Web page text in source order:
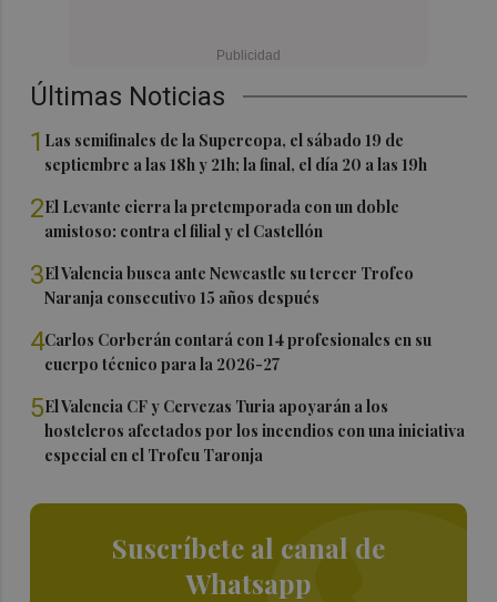
Últimas Noticias
1 Las semifinales de la Supercopa, el sábado 19 de
septiembre a las 18h y 21h; la final, el día 20 a las 19h
2El Levante cierra la pretemporada con un doble
amistoso: contra el filial y el Castellón
3El Valencia busca ante Newcastle su tercer Trofeo
Naranja consecutivo 15 años después
4Carlos Corberán contará con 14 profesionales en su
cuerpo técnico para la 2026-27
5El Valencia CF y Cervezas Turia apoyarán a los
hosteleros afectados por los incendios con una iniciativa
especial en el Trofeu Taronja
Suscríbete al canal de
Whatsapp